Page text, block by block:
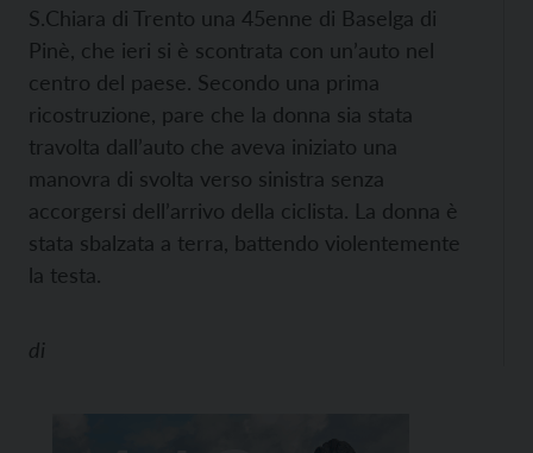
S.Chiara di Trento una 45enne di Baselga di
Pinè, che ieri si è scontrata con un’auto nel
centro del paese. Secondo una prima
ricostruzione, pare che la donna sia stata
travolta dall’auto che aveva iniziato una
manovra di svolta verso sinistra senza
accorgersi dell’arrivo della ciclista. La donna è
stata sbalzata a terra, battendo violentemente
la testa.
di